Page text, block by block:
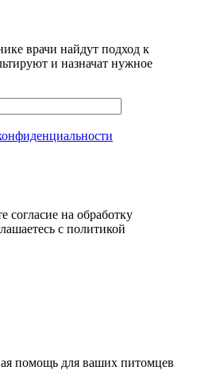
врачи найдут подход к
и назначат нужное
согласие на обработку
c политикой
помощь для ваших питомцев